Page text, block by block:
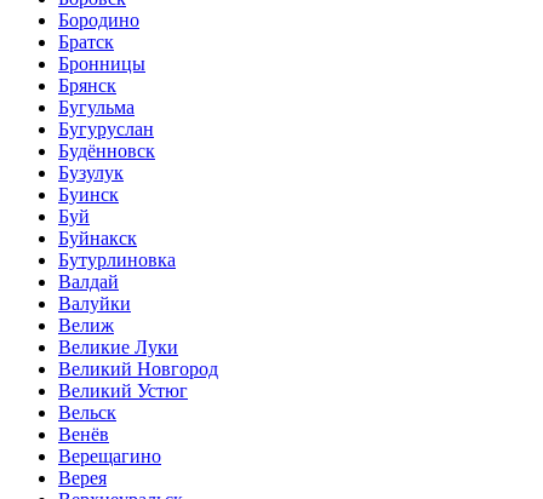
Бородино
Братск
Бронницы
Брянск
Бугульма
Бугуруслан
Будённовск
Бузулук
Буинск
Буй
Буйнакск
Бутурлиновка
Валдай
Валуйки
Велиж
Великие Луки
Великий Новгород
Великий Устюг
Вельск
Венёв
Верещагино
Верея